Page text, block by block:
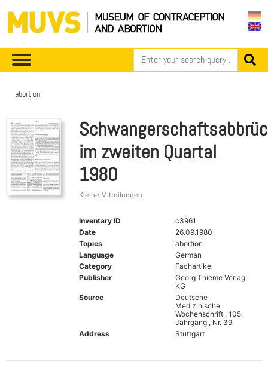
abortion
im zweiten Quartal
1980
Kleine Mitteilungen
Inventary ID
c3961
Date
26.09.1980
Topics
abortion
Language
German
Category
Fachartikel
Publisher
Georg Thieme Verlag
KG
Source
Deutsche
Medizinische
Wochenschrift , 105.
Jahrgang , Nr. 39
Address
Stuttgart